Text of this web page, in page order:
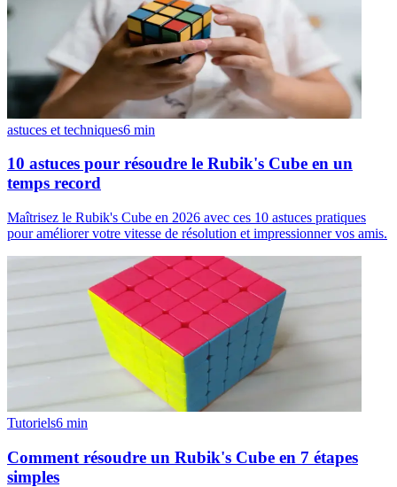
astuces et techniques6 min
10 astuces pour résoudre le Rubik's Cube en un
temps record
Maîtrisez le Rubik's Cube en 2026 avec ces 10 astuces pratiques
pour améliorer votre vitesse de résolution et impressionner vos amis.
Tutoriels6 min
Comment résoudre un Rubik's Cube en 7 étapes
simples